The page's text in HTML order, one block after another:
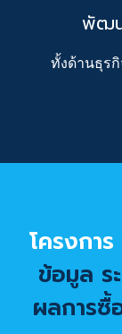
พัฒน
ทั้งด้านธุร
โครงการ
ข้อมูล ร
ผลการซื้